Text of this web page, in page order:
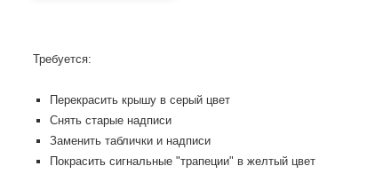
Требуется:
Перекрасить крышу в серый цвет
Снять старые надписи
Заменить таблички и надписи
Покрасить сигнальные "трапеции" в желтый цвет